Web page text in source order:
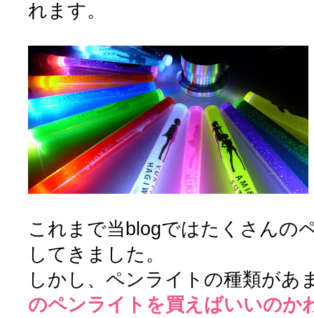
れます。
これまで当blogではたくさんの
してきました。
しかし、ペンライトの種類があ
のペンライトを買えばいいのか